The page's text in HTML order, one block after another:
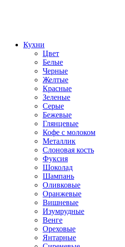
Кухни
Цвет
Белые
Черные
Желтые
Красные
Зеленые
Серые
Бежевые
Глянцевые
Кофе с молоком
Металлик
Слоновая кость
Фуксия
Шоколад
Шампань
Оливковые
Оранжевые
Вишневые
Изумрудные
Венге
Ореховые
Янтарные